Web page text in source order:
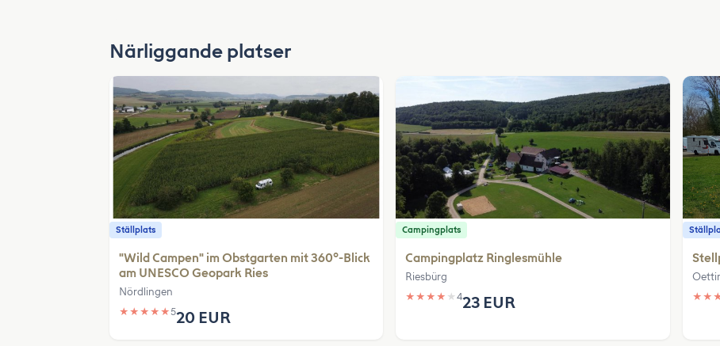
Närliggande platser
Ställplats
"Wild Campen" im Obstgarten mit 360°-Blick
am UNESCO Geopark Ries
Nördlingen
★ ★ ★ ★ ★520 EUR
Campingplats
Campingplatz Ringlesmühle
Riesbürg
★ ★ ★ ★ ★423 EUR ★ ★